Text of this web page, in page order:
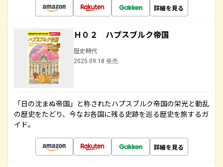
詳細を見る
Ｈ０２ ハプスブルク帝国
歴史時代
2025.09.18 発売
「日の沈まぬ帝国」と称されたハプスブルク帝国の栄光と動乱
の歴史をたどり、今なお各国に残る史跡を巡る歴史を旅するガ
イド。
詳細を見る